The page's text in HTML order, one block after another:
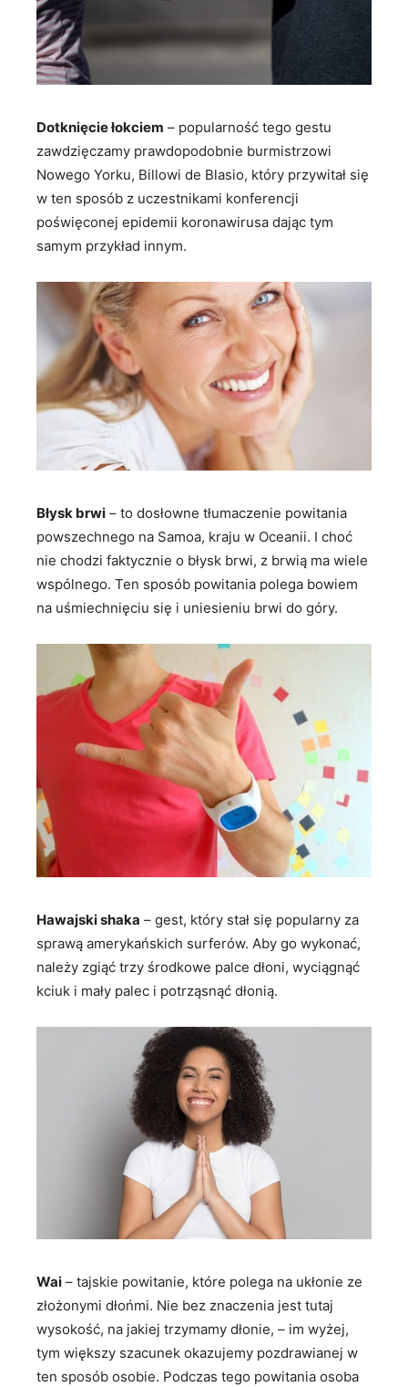
Dotknięcie łokciem – popularność tego gestu
zawdzięczamy prawdopodobnie burmistrzowi
Nowego Yorku, Billowi de Blasio, który przywitał się
w ten sposób z uczestnikami konferencji
poświęconej epidemii koronawirusa dając tym
samym przykład innym.
Błysk brwi – to dosłowne tłumaczenie powitania
powszechnego na Samoa, kraju w Oceanii. I choć
nie chodzi faktycznie o błysk brwi, z brwią ma wiele
wspólnego. Ten sposób powitania polega bowiem
na uśmiechnięciu się i uniesieniu brwi do góry.
Hawajski shaka – gest, który stał się popularny za
sprawą amerykańskich surferów. Aby go wykonać,
należy zgiąć trzy środkowe palce dłoni, wyciągnąć
kciuk i mały palec i potrząsnąć dłonią.
Wai – tajskie powitanie, które polega na ukłonie ze
złożonymi dłońmi. Nie bez znaczenia jest tutaj
wysokość, na jakiej trzymamy dłonie, – im wyżej,
tym większy szacunek okazujemy pozdrawianej w
ten sposób osobie. Podczas tego powitania osoba